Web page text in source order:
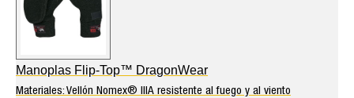
Manoplas Flip-Top™ DragonWear
Materiales: Vellón Nomex® IIIA resistente al fuego y al viento